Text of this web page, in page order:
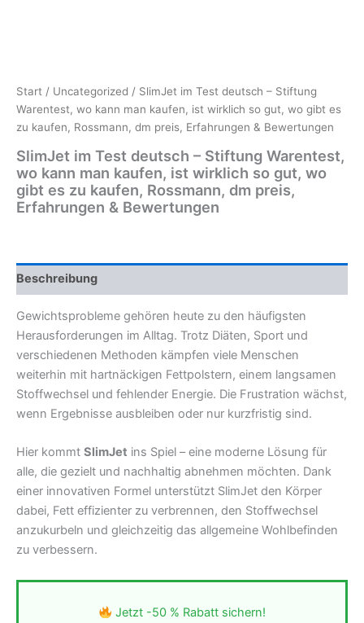
Start / Uncategorized / SlimJet im Test deutsch – Stiftung
Warentest, wo kann man kaufen, ist wirklich so gut, wo gibt es
zu kaufen, Rossmann, dm preis, Erfahrungen & Bewertungen
SlimJet im Test deutsch – Stiftung Warentest,
wo kann man kaufen, ist wirklich so gut, wo
gibt es zu kaufen, Rossmann, dm preis,
Erfahrungen & Bewertungen
Beschreibung
Gewichtsprobleme gehören heute zu den häufigsten
Herausforderungen im Alltag. Trotz Diäten, Sport und
verschiedenen Methoden kämpfen viele Menschen
weiterhin mit hartnäckigen Fettpolstern, einem langsamen
Stoffwechsel und fehlender Energie. Die Frustration wächst,
wenn Ergebnisse ausbleiben oder nur kurzfristig sind.
Hier kommt SlimJet ins Spiel – eine moderne Lösung für
alle, die gezielt und nachhaltig abnehmen möchten. Dank
einer innovativen Formel unterstützt SlimJet den Körper
dabei, Fett effizienter zu verbrennen, den Stoffwechsel
anzukurbeln und gleichzeitig das allgemeine Wohlbefinden
zu verbessern.
Jetzt -50 % Rabatt sichern!